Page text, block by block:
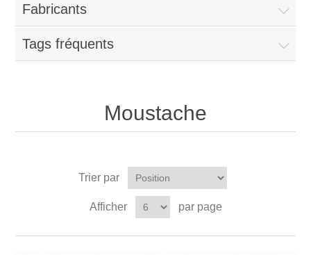
Fabricants
Tags fréquents
Moustache
Trier par
Afficher par page